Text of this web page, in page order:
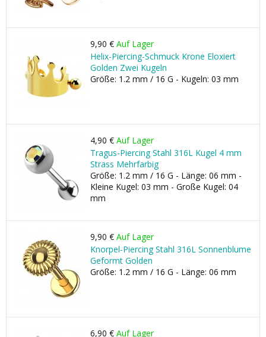
9,90 € Auf Lager
Helix-Piercing-Schmuck Krone Eloxiert
Golden Zwei Kugeln
Größe: 1.2 mm / 16 G - Kugeln: 03 mm
4,90 € Auf Lager
Tragus-Piercing Stahl 316L Kugel 4 mm
Strass Mehrfarbig
Größe: 1.2 mm / 16 G - Länge: 06 mm -
Kleine Kugel: 03 mm - Große Kugel: 04
mm
9,90 € Auf Lager
Knorpel-Piercing Stahl 316L Sonnenblume
Geformt Golden
Größe: 1.2 mm / 16 G - Länge: 06 mm
6,90 € Auf Lager